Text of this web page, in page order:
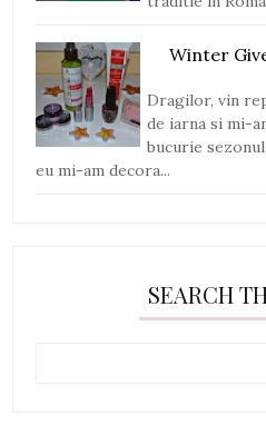
Winter
Dragilor, vin
de iarna si mi-
bucurie
eu mi-am decora...
SEARCH